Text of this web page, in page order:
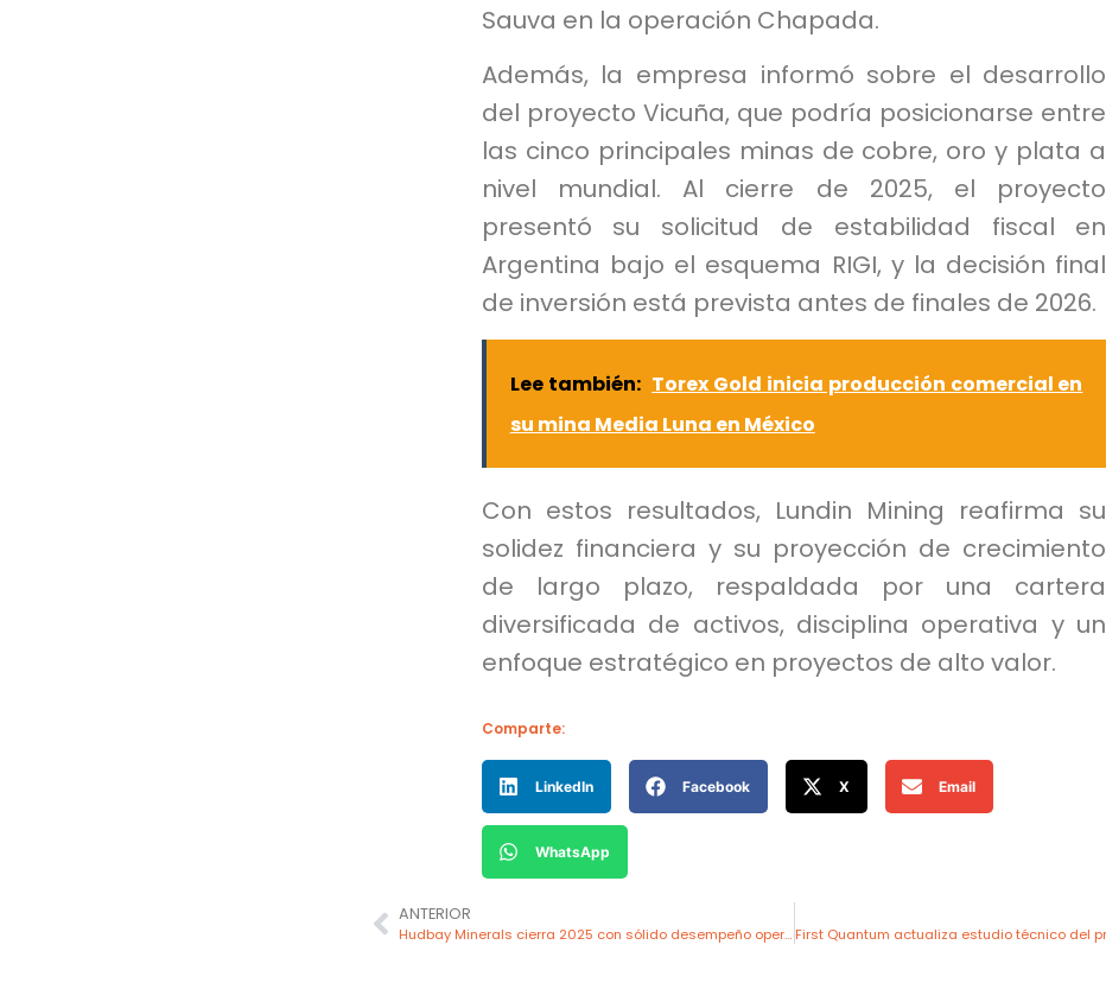
Sauva en la operación Chapada.
Además, la empresa informó sobre el desarrollo
del proyecto Vicuña, que podría posicionarse entre
las cinco principales minas de cobre, oro y plata a
nivel mundial. Al cierre de 2025, el proyecto
presentó su solicitud de estabilidad fiscal en
Argentina bajo el esquema RIGI, y la decisión final
de inversión está prevista antes de finales de 2026.
Lee también: Torex Gold inicia producción comercial en
su mina Media Luna en México
Con estos resultados, Lundin Mining reafirma su
solidez financiera y su proyección de crecimiento
de largo plazo, respaldada por una cartera
diversificada de activos, disciplina operativa y un
enfoque estratégico en proyectos de alto valor.
Comparte:
LinkedIn Facebook X Email
WhatsApp
ANTERIOR
Hudbay Minerals cierra 2025 con sólido desempeño operativo y financiero en América